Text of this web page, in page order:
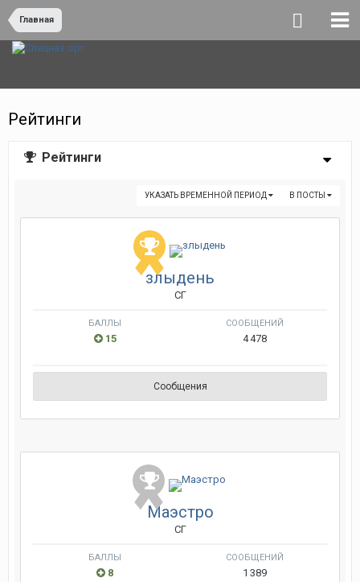
Главная
Рейтинги
Рейтинги
В ПОСТЫ
УКАЗАТЬ ВРЕМЕННОЙ ПЕРИОД
злыдень
СГ
БАЛЛЫ
15
СООБЩЕНИЙ
4 478
Сообщения
Маэстро
СГ
БАЛЛЫ
8
СООБЩЕНИЙ
1 389